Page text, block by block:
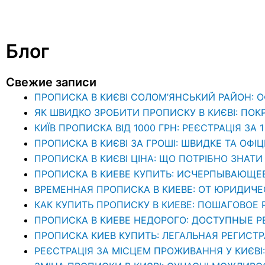
Блог
Свежие записи
ПРОПИСКА В КИЄВІ СОЛОМ’ЯНСЬКИЙ РАЙОН:
ЯК ШВИДКО ЗРОБИТИ ПРОПИСКУ В КИЄВІ:
КИЇВ ПРОПИСКА ВІД 1000 ГРН: РЕЄСТРАЦІЯ ЗА
ПРОПИСКА В КИЄВІ ЗА ГРОШІ: ШВИДКЕ ТА
ПРОПИСКА В КИЄВІ ЦІНА: ЩО ПОТРІБНО
ПРОПИСКА В КИЕВЕ КУПИТЬ:
ВРЕМЕННАЯ ПРОПИСКА В КИЕВЕ: ОТ
КАК КУПИТЬ ПРОПИСКУ В КИЕВЕ:
ПРОПИСКА В КИЕВЕ НЕДОРОГО: ДОСТУПНЫЕ
ПРОПИСКА КИЕВ КУПИТЬ: ЛЕГАЛЬНАЯ
РЕЄСТРАЦІЯ ЗА МІСЦЕМ ПРОЖИВАННЯ У